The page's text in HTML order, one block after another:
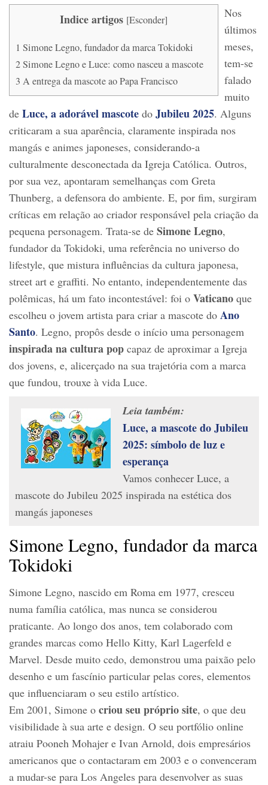
Indice artigos [Esconder]
1 Simone Legno, fundador da marca Tokidoki
2Simone Legno e Luce: como nasceu a mascote
3 A entrega da mascote ao Papa Francisco
Nos
últimos
meses,
tem-se
falado
muito
de Luce, a adorável mascote do Jubileu 2025. Alguns
criticaram a sua aparência, claramente inspirada nos
mangás e animes japoneses, considerando-a
culturalmente desconectada da Igreja Católica. Outros,
por sua vez, apontaram semelhanças com Greta
Thunberg, a defensora do ambiente. E, por fim, surgiram
críticas em relação ao criador responsável pela criação da
pequena personagem. Trata-se de Simone Legno,
fundador da Tokidoki, uma referência no universo do
lifestyle, que mistura influências da cultura japonesa,
street art e graffiti. No entanto, independentemente das
polêmicas, há um fato incontestável: foi o Vaticano que
escolheu o jovem artista para criar a mascote do Ano
Santo. Legno, propôs desde o início uma personagem
inspirada na cultura pop capaz de aproximar a Igreja
dos jovens, e, alicerçado na sua trajetória com a marca
que fundou, trouxe à vida Luce.
Leia também:
Luce, a mascote do Jubileu
2025: símbolo de luz e
esperança
Vamos conhecer Luce, a
mascote do Jubileu 2025 inspirada na estética dos
mangás japoneses
Simone Legno, fundador da marca
Tokidoki
Simone Legno, nascido em Roma em 1977, cresceu
numa família católica, mas nunca se considerou
praticante. Ao longo dos anos, tem colaborado com
grandes marcas como Hello Kitty, Karl Lagerfeld e
Marvel. Desde muito cedo, demonstrou uma paixão pelo
desenho e um fascínio particular pelas cores, elementos
que influenciaram o seu estilo artístico.
Em 2001, Simone o criou seu próprio site, o que deu
visibilidade à sua arte e design. O seu portfólio online
atraiu Pooneh Mohajer e Ivan Arnold, dois empresários
americanos que o contactaram em 2003 e o convenceram
a mudar-se para Los Angeles para desenvolver as suas